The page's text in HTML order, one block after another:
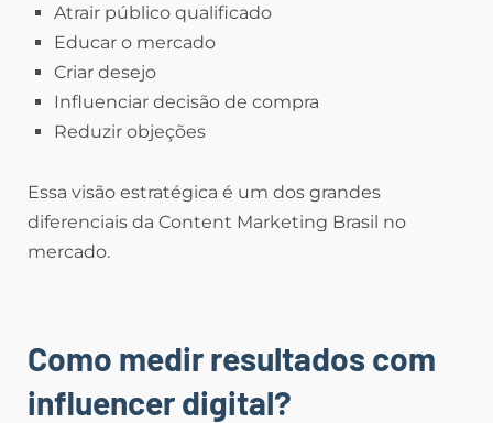
Atrair público qualificado
Educar o mercado
Criar desejo
Influenciar decisão de compra
Reduzir objeções
Essa visão estratégica é um dos grandes
diferenciais da Content Marketing Brasil no
mercado.
Como medir resultados com
influencer digital?